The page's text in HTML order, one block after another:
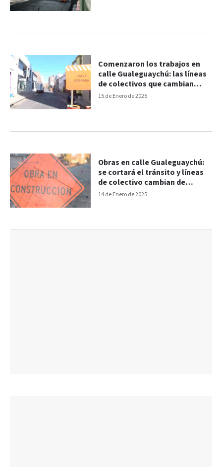
15 de Enero de 2025
Comenzaron los trabajos en
calle Gualeguaychú: las líneas
de colectivos que cambian
recorridos
14 de Enero de 2025
Obras en calle Gualeguaychú:
se cortará el tránsito y líneas
de colectivo cambian de
recorrido